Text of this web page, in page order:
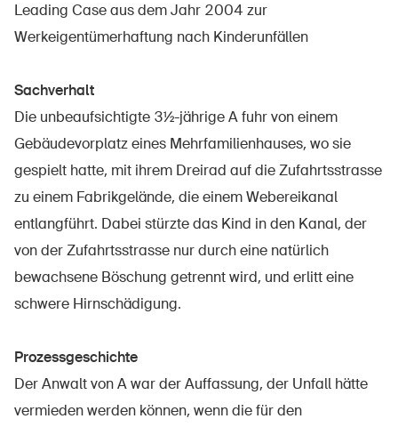
À propos du BPA
Politique
Sinus Plus
Campagnes
Commander et télécharger
Cours et événements
Aspects juridiques
Délégués à la sécurité et communes
Leading Case aus dem Jahr 2004 zur
Werkeigentümerhaftung nach Kinderunfällen
Sachverhalt
Die unbeaufsichtigte 3½-jährige A fuhr von einem
Gebäudevorplatz eines Mehrfamilienhauses, wo sie
gespielt hatte, mit ihrem Dreirad auf die Zufahrtsstrasse
zu einem Fabrikgelände, die einem Webereikanal
entlangführt. Dabei stürzte das Kind in den Kanal, der
von der Zufahrtsstrasse nur durch eine natürlich
bewachsene Böschung getrennt wird, und erlitt eine
schwere Hirnschädigung.
Prozessgeschichte
Der Anwalt von A war der Auffassung, der Unfall hätte
vermieden werden können, wenn die für den